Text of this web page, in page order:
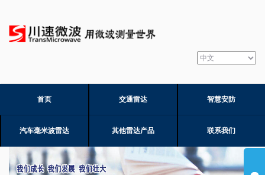
首页 交通雷达 智慧安防
汽车毫米波雷达 其他雷达产品 联系我们